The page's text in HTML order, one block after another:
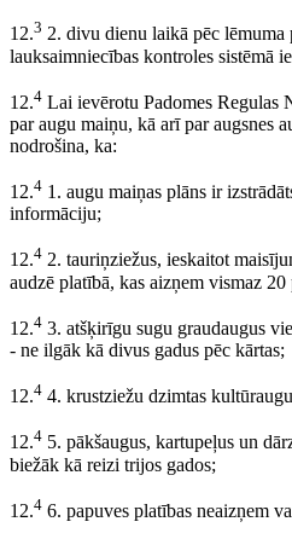
12.3 2. divu dienu laikā pēc lēmuma
lauksaimniecības kontroles sistēmā
12.4 Lai ievērotu Padomes Regulas
par augu maiņu, kā arī par augsnes
nodrošina, ka:
12.4 1. augu maiņas plāns ir
informāciju;
12.4 2. tauriņziežus, ieskaitot
audzē platībā, kas aizņem vismaz
12.4 3. atšķirīgu sugu graudaugus
- ne ilgāk kā divus gadus pēc kārtas;
12.4 4. krustziežu dzimtas
12.4 5. pākšaugus, kartupeļus un
biežāk kā reizi trijos gados;
12.4 6. papuves platības neaizņem